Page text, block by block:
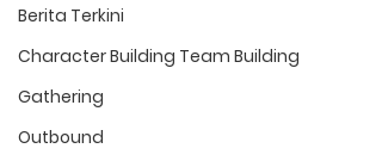
Berita Terkini
Character Building Team Building
Gathering
Outbound